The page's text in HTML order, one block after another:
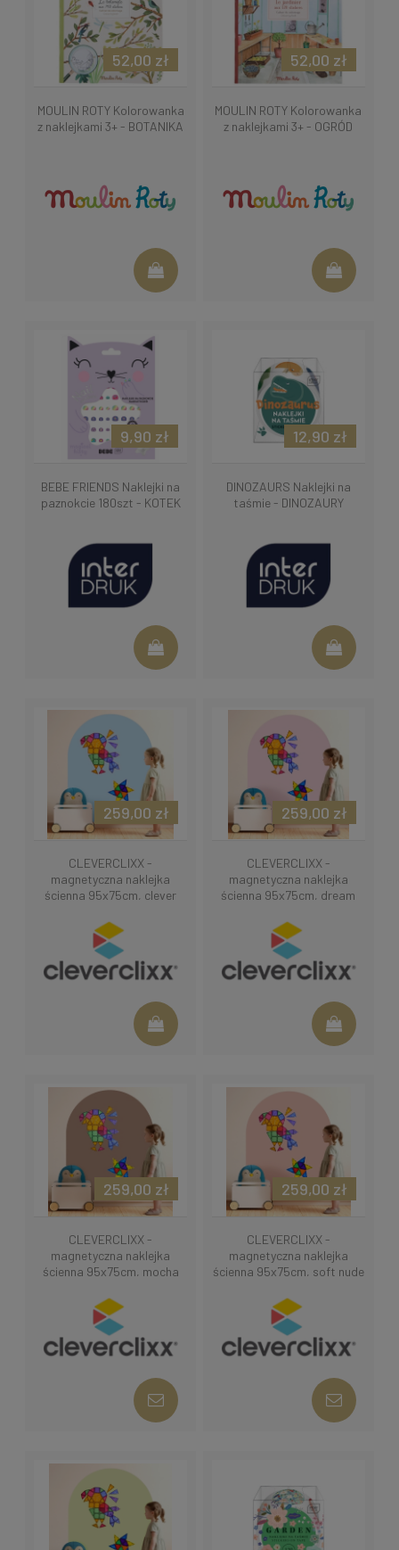
MOULIN ROTY Kolorowanka
z naklejkami 3+ - BOTANIKA
52,00 zł
MOULIN ROTY Kolorowanka
z naklejkami 3+ - OGRÓD
52,00 zł
BEBE FRIENDS Naklejki na
paznokcie 180szt - KOTEK
9,90 zł
DINOZAURS Naklejki na
taśmie - DINOZAURY
12,90 zł
CLEVERCLIXX -
magnetyczna naklejka
ścienna 95x75cm, clever
259,00 zł
CLEVERCLIXX -
magnetyczna naklejka
ścienna 95x75cm, dream
259,00 zł
CLEVERCLIXX -
magnetyczna naklejka
ścienna 95x75cm, mocha
259,00 zł
CLEVERCLIXX -
magnetyczna naklejka
ścienna 95x75cm, soft nude
259,00 zł